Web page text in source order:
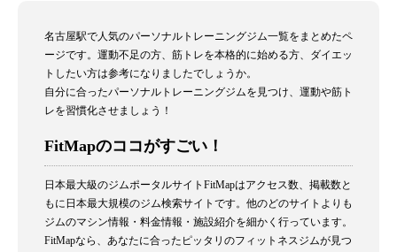
名古屋駅で人気のパーソナルトレーニングジム一覧をまとめたペ
ージです。運動不足の方、筋トレを本格的に始める方、ダイエッ
トしたい方は参考になりましたでしょうか。
自分に合ったパーソナルトレーニングジムを見つけ、運動や筋ト
レを習慣化させましょう！
FitMapのココがすごい！
日本最大級のジムポータルサイトFitMapはアクセス数、掲載数と
もに日本最大規模のジム検索サイトです。他のどのサイトよりも
ジムのマシン情報・料金情報・施設紹介を細かく行っています。
FitMapなら、あなたに合ったピッタリのフィットネスジムが見つ